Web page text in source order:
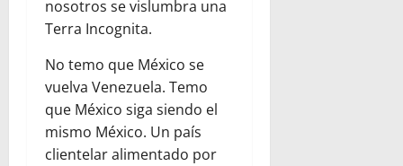
nosotros se vislumbra una
Terra Incognita.
No temo que México se
vuelva Venezuela. Temo
que México siga siendo el
mismo México. Un país
clientelar alimentado por